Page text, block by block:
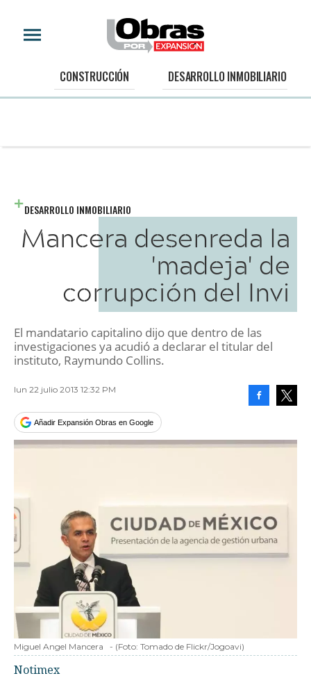
CONSTRUCCIÓN DESARROLLO INMOBILIARIO
DESARROLLO INMOBILIARIO
Mancera desenreda la
'madeja' de
corrupción del Invi
El mandatario capitalino dijo que dentro de las
investigaciones ya acudió a declarar el titular del
instituto, Raymundo Collins.
lun 22 julio 2013 12:32 PM
Añadir Expansión Obras en Google
Miguel Angel Mancera - (Foto: Tomado de Flickr/Jogoavi)
Notimex